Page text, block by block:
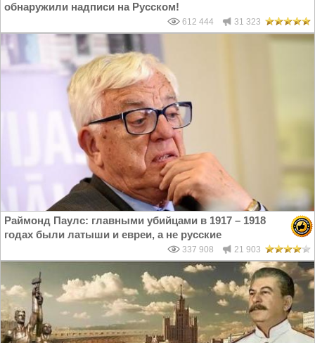
обнаружили надписи на Русском!
612 444 31 323
Раймонд Паулс: главными убийцами в 1917 – 1918
годах были латыши и евреи, а не русские
337 908 21 903